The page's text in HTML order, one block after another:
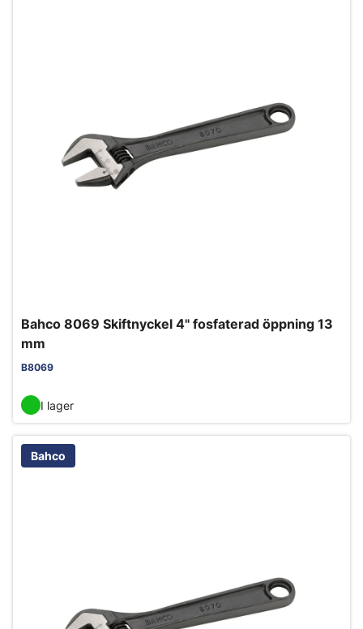
Bahco 8069 Skiftnyckel 4" fosfaterad öppning 13
mm
B8069
I lager
Bahco